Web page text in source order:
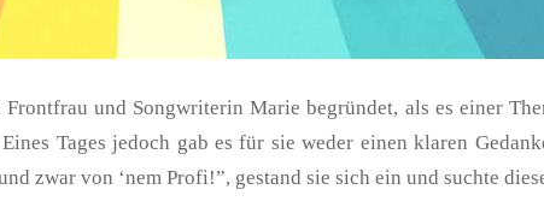
und Songwriterin Marie begründet, als es einer
Tages jedoch gab es für sie weder einen klaren
zwar von ‘nem Profi!”, gestand sie sich ein und suchte